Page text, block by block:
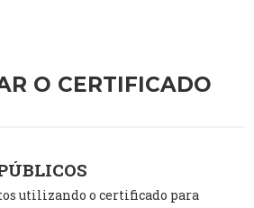
O CERTIFICADO
utilizando o certificado para